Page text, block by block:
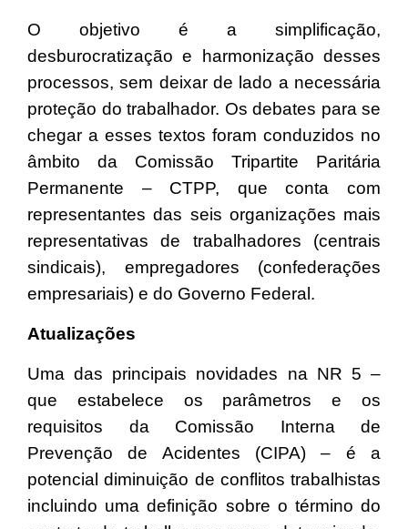
O objetivo é a simplificação,
desburocratização e harmonização desses
processos, sem deixar de lado a necessária
proteção do trabalhador. Os debates para se
chegar a esses textos foram conduzidos no
âmbito da Comissão Tripartite Paritária
Permanente – CTPP, que conta com
representantes das seis organizações mais
representativas de trabalhadores (centrais
sindicais), empregadores (confederações
empresariais) e do Governo Federal.
Atualizações
Uma das principais novidades na NR 5 –
que estabelece os parâmetros e os
requisitos da Comissão Interna de
Prevenção de Acidentes (CIPA) – é a
potencial diminuição de conflitos trabalhistas
incluindo uma definição sobre o término do